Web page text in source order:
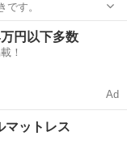
す。
ット
円以下多数
！
Ad
マットレス